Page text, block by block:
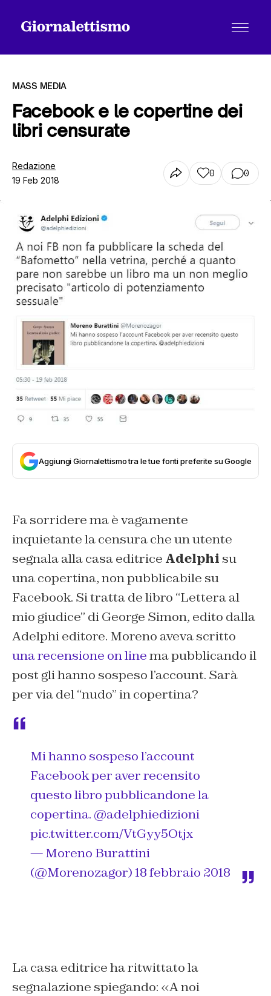
Tutti gli articoli
Chi siamo
Contatti
MASS MEDIA
Facebook e le copertine dei
libri censurate
Redazione
19 Feb 2018
0 0
Aggiungi Giornalettismo tra le tue fonti preferite su Google
Fa sorridere ma è vagamente
inquietante la censura che un utente
segnala alla casa editrice Adelphi su
una copertina, non pubblicabile su
Facebook. Si tratta de libro “Lettera al
mio giudice” di George Simon, edito dalla
Adelphi editore. Moreno aveva scritto
una recensione on linema pubblicando il
post gli hanno sospeso l’account. Sarà
per via del “nudo” in copertina?
Mi hanno sospeso l’account
Facebook per aver recensito
questo libro pubblicandone la
copertina. @adelphiedizioni
pic.twitter.com/VtGyy5Otjx
— Moreno Burattini
(@Morenozagor)18 febbraio 2018
La casa editrice ha ritwittato la
segnalazione spiegando: «A noi